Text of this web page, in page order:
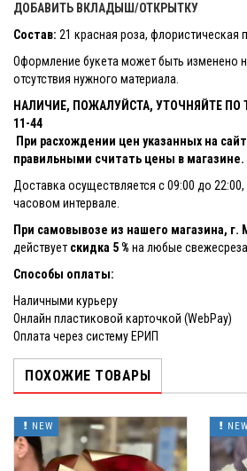
ДОБАВИТЬ ВКЛАДЫШ/ОТКРЫТКУ
Состав: 21 красная роза, флористическая
Оформление букета может быть изменено
отсутствия нужного материала.
НАЛИЧИЕ, ПОЖАЛУЙСТА, УТОЧНЯЙТЕ ПО
11-44
При расхождении цен указанных на
правильными считать цены в магазине.
Доставка осуществляется с 09:00 до
часовом интервале.
При самовывозе из нашего магазина, г.
действует скидка 5 % на любые
Способы оплаты:
Наличными курьеру
Онлайн пластиковой карточкой (WebPay)
Оплата через систему ЕРИП
ПОХОЖИЕ ТОВАРЫ
NEW NEW